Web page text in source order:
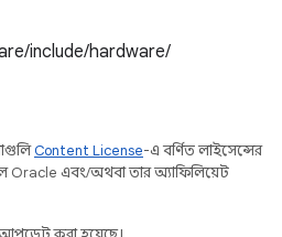
include/hardware/
Content License-এ বর্ণিত লাইসেন্সের
Oracle এবং/অথবা তার অ্যাফিলিয়েট